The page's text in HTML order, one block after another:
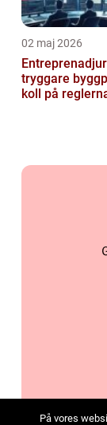
02 maj 2026
tryggare
koll på
På vores